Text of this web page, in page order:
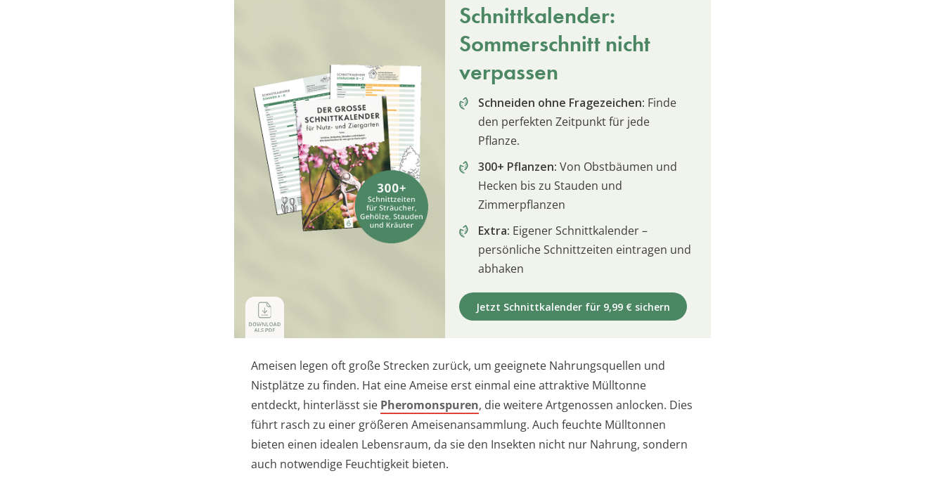
Schnittkalender:
Sommerschnitt nicht
verpassen
Schneiden ohne Fragezeichen: Finde
den perfekten Zeitpunkt für jede
Pflanze.
300+ Pflanzen: Von Obstbäumen und
Hecken bis zu Stauden und
Zimmerpflanzen
Extra: Eigener Schnittkalender –
persönliche Schnittzeiten eintragen und
abhaken
Jetzt Schnittkalender für 9,99 € sichern
Ameisen legen oft große Strecken zurück, um geeignete Nahrungsquellen und
Nistplätze zu finden. Hat eine Ameise erst einmal eine attraktive Mülltonne
entdeckt, hinterlässt sie Pheromonspuren, die weitere Artgenossen anlocken. Dies
führt rasch zu einer größeren Ameisenansammlung. Auch feuchte Mülltonnen
bieten einen idealen Lebensraum, da sie den Insekten nicht nur Nahrung, sondern
auch notwendige Feuchtigkeit bieten.